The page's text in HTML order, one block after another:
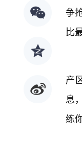
争
比
产
息
练